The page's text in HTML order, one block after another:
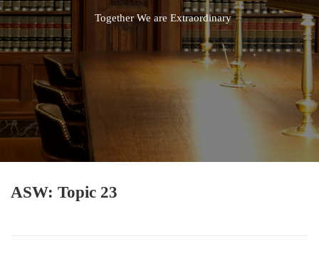
Together We are Extraordinary
ASW: Topic 23